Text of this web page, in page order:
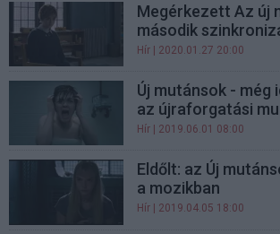
Megérkezett Az új
második
Hír | 2020.01.27 20:00
Új mutánsok - még
az újraforgatási
Hír | 2019.06.01 08:00
Eldőlt: az Új
a mozikban
Hír | 2019.04.05 18:00